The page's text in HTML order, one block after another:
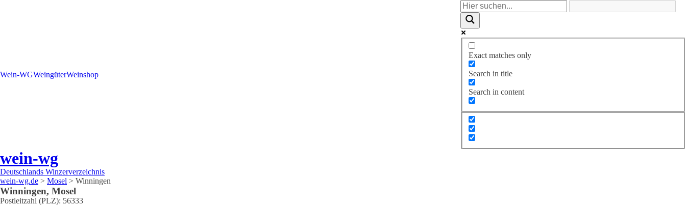
Wein-WGWeingüterWeinshop
Exact matches only
Search in title
Search in content
wein-wg
Deutschlands Winzerverzeichnis
wein-wg.de > Mosel > Winningen
Winningen, Mosel
Postleitzahl (PLZ): 56333